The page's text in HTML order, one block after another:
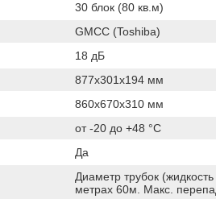
30 блок (80 кв.м)
GMCC (Toshiba)
18 дБ
877x301x194 мм
860x670x310 мм
от -20 до +48 °C
Да
Диаметр трубок
метрах 60м. Макс.